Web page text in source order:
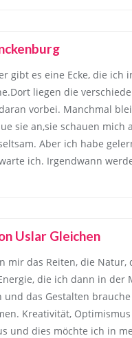
gibt es eine Ecke, die ich
liegen die
vorbei. Manchmal
sie an,sie schauen mich
Aber ich habe
ich. Irgendwann
Uslar Gleichen
mir das Reiten, die Natur,
die ich dann in der
und das Gestalten
Kreativität,
und dies möchte ich in